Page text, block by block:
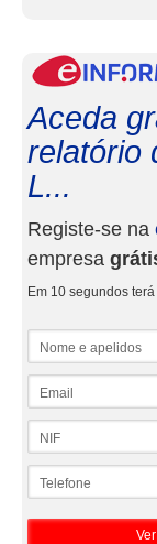
Aceda
relatório
L...
Registe-se na
empresa
Em 10 segundos